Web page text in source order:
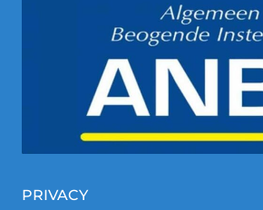
PRIVACY